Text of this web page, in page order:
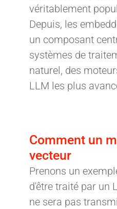
véritablement
Depuis, les
un composant
systèmes de
naturel, des
LLM les plus
Comment un
vecteur
Prenons un
d'être traité par un
ne sera pas